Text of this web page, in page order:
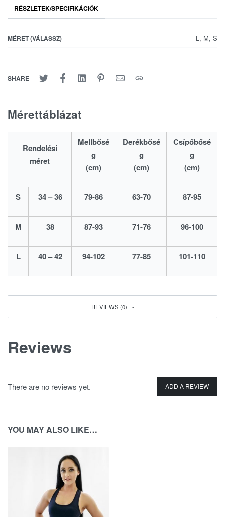
RÉSZLETEK/SPECIFIKÁCIÓK
MÉRET (VÁLASSZ) L, M, S
SHARE
Mérettáblázat
Rendelési
méret
Mellbősé
g
(cm)
Derékbősé
g
(cm)
Csípőbősé
g
(cm)
S 34 – 36 79-86 63-70 87-95
M 38 87-93 71-76 96-100
L 40 – 42 94-102 77-85 101-110
REVIEWS (0)
Reviews
There are no reviews yet. ADD A REVIEW
YOU MAY ALSO LIKE…